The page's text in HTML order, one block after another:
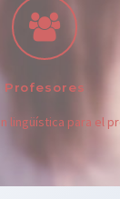
Profesores
lingüística para el